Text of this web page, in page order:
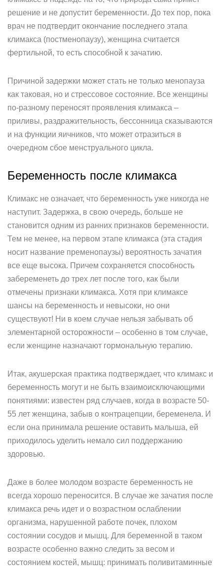
решение и не допустит беременности. До тех пор, пока
врач не подтвердит окончание последнего этапа
климакса (постменопаузу), женщина считается
фертильной, то есть способной к зачатию.
Причиной задержки может стать не только менопауза
как таковая, но и стрессовое состояние. Все женщины
по-разному переносят проявления климакса –
приливы, раздражительность, бессонница сказываются
и на функции яичников, что может отразиться в
очередном сбое менструального цикла.
Беременность после климакса
Климакс не означает, что беременность уже никогда не
наступит. Задержка, в свою очередь, больше не
становится одним из ранних признаков беременности.
Тем не менее, на первом этапе климакса (эта стадия
носит название пременопаузы) вероятность зачатия
все еще высока. Причем сохраняется способность
забеременеть до трех лет после того, как были
отмечены признаки климакса. Хотя при климаксе
шансы на беременность и невысоки, но они
существуют! Ни в коем случае нельзя забывать об
элементарной осторожности – особенно в том случае,
если женщине назначают гормональную терапию.
Итак, акушерская практика подтверждает, что климакс и
беременность могут и не быть взаимоисключающими
понятиями: известен ряд случаев, когда в возрасте 50-
55 лет женщина, забыв о контрацепции, беременела. И
если она принимала решение оставить малыша, ей
приходилось уделить немало сил поддержанию
здоровью.
Даже в более молодом возрасте беременность не
всегда хорошо переносится. В случае же зачатия после
климакса речь идет и о возрастном ослаблении
организма, нарушенной работе почек, плохом
состоянии сосудов и мышц. Для беременной в таком
возрасте особенно важно следить за весом и
состоянием костей, мышц: принимать поливитаминные